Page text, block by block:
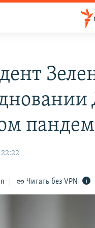
22:22
Читать без VPN